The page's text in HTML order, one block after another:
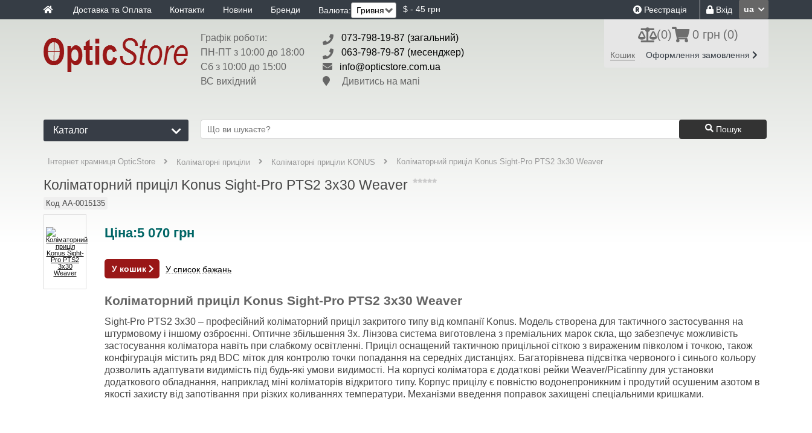
Доставка та Оплата Контакти Новини Бренди Валюта: $ - 45 грн ua
Вхід
Реєстрація
Графік роботи:
ПН-ПТ з 10:00 до 18:00
Сб з 10:00 до 15:00
ВС вихідний
073-798-19-87 (загальний)
063-798-79-87 (месенджер)
info@opticstore.com.ua
Дивитись на мапі
(0) 0 грн (0)
Кошик Оформлення замовлення
Каталог Пошук
Інтернет крамниця OpticStore Коліматорні приціли Коліматорні приціли KONUS Коліматорний приціл Konus Sight-Pro PTS2 3x30 Weaver
Коліматорний приціл Konus Sight-Pro PTS2 3x30 Weaver
Код AA-0015135
Ціна:5 070 грн
У кошик У список бажань
Коліматорний приціл Konus Sight-Pro PTS2 3x30 Weaver
Sight-Pro PTS2 3x30 – професійний коліматорний приціл закритого типу від компанії Konus. Модель створена для тактичного застосування на
штурмовому і іншому озброєнні. Оптичне збільшення 3х. Лінзова система виготовлена з преміальних марок скла, що забезпечує можливість
застосування коліматора навіть при слабкому освітленні. Приціл оснащений тактичною прицільної сіткою з вираженим півколом і точкою, також
конфігурація містить ряд BDC міток для контролю точки попадання на середніх дистанціях. Багаторівнева підсвітка червоного і синього кольору
дозволить адаптувати видимість під будь-які умови видимості. На корпусі коліматора є додаткові рейки Weaver/Picatinny для установки
додаткового обладнання, наприклад міні коліматорів відкритого типу. Корпус прицілу є повністю водонепроникним і продутий осушеним азотом в
якості захисту від запотівання при різких коливаннях температури. Механізми введення поправок захищені спеціальними кришками.